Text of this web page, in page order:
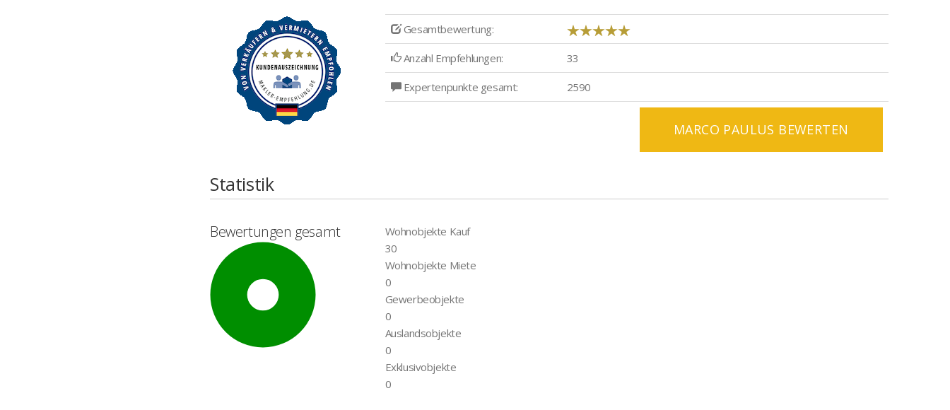
Gesamtbewertung:
Anzahl Empfehlungen: 33
Expertenpunkte gesamt: 2590
MARCO PAULUS BEWERTEN
Statistik
Bewertungen gesamt
Wohnobjekte Kauf
30
Wohnobjekte Miete
0
Gewerbeobjekte
0
Auslandsobjekte
0
Exklusivobjekte
0